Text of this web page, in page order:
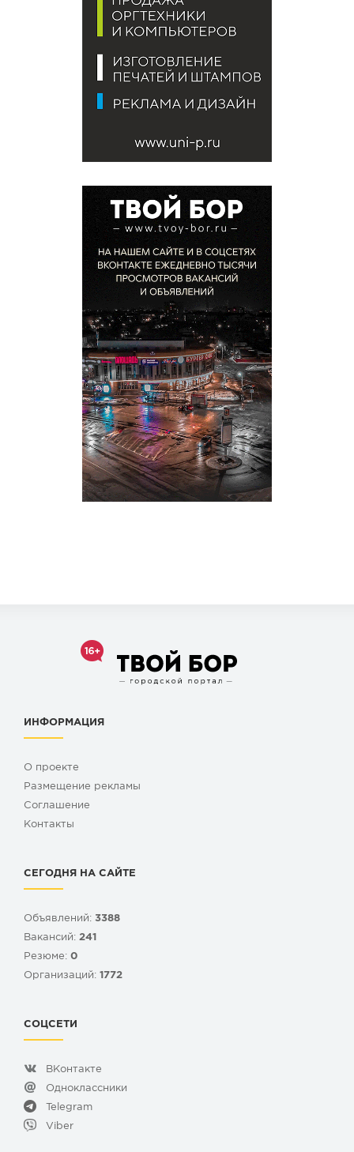
ИНФОРМАЦИЯ
О проекте
Размещение рекламы
Cоглашение
Контакты
СЕГОДНЯ НА САЙТЕ
Объявлений: 3388
Вакансий: 241
Резюме: 0
Организаций: 1772
СОЦСЕТИ
ВКонтакте
Одноклассники
Telegram
Viber